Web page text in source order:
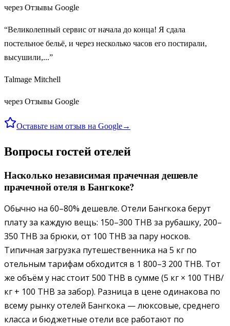
через Отзывы Google
“Великолепный сервис от начала до конца! Я сдала
постельное бельё, и через несколько часов его постирали,
высушили,...”
Talmage Mitchell
через Отзывы Google
Оставьте нам отзыв на Google→
Вопросы гостей отелей
Насколько независимая прачечная дешевле
прачечной отеля в Бангкоке?
Обычно на 60–80% дешевле. Отели Бангкока берут
плату за каждую вещь: 150–300 THB за рубашку, 200–
350 THB за брюки, от 100 THB за пару носков.
Типичная загрузка путешественника на 5 кг по
отельным тарифам обходится в 1 800–3 200 THB. Тот
же объём у нас стоит 500 THB в сумме (5 кг × 100 THB/
кг + 100 THB за забор). Разница в цене одинакова по
всему рынку отелей Бангкока — люксовые, среднего
класса и бюджетные отели все работают по